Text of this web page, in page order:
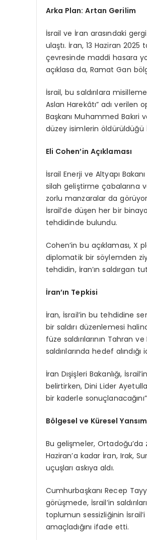
Arka Plan: Artan Gerilim
İsrail ve İran arasındaki
ulaştı. İran, 13 Haziran 2025
çevresinde maddi hasara
açıklasa da, Ramat Gan
İsrail, bu saldırılara
Aslan Harekâtı” adı verilen
Başkanı Muhammed Bakıri
düzey isimlerin öldürüldüğü
Eli Cohen’in Açıklaması
İsrail Enerji ve Altyapı
silah geliştirme çabalarına
zorlu manzaralar da
İsrail’de düşen her bir
tehdidinde bulundu.
Cohen’in bu açıklaması, X
diplomatik bir söylemden
tehdidin, İran’ın saldırgan
İran’ın Tepkisi
İran, İsrail’in bu tehdidine
bir saldırı düzenlemesi
füze saldırılarının Tahran
saldırılarında hedef alındığı
İran Dışişleri Bakanlığı,
belirtirken, Dini Lider
bir kaderle
Bölgesel ve Küresel
Bu gelişmeler, Ortadoğu’da
Haziran’a kadar İran, Irak,
uçuşları askıya aldı.
Cumhurbaşkanı Recep
görüşmede, İsrail’in
toplumun sessizliğinin
amaçladığını ifade etti.